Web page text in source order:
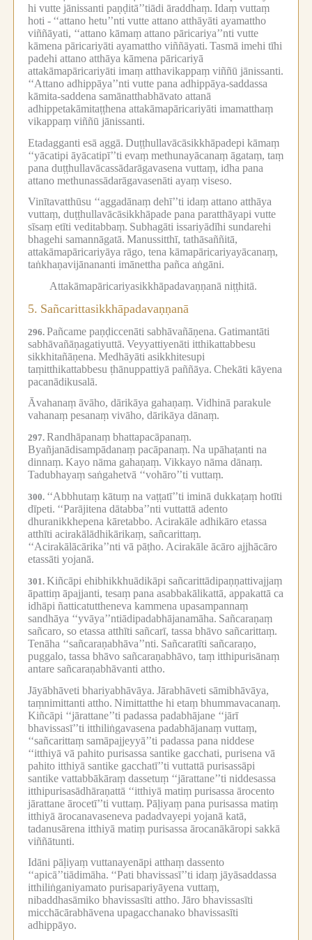
hi vutte jānissanti paṇḍitā’’tiādi āraddhaṃ. Idaṃ vuttaṃ
hoti - ‘‘attano hetu’’nti vutte attano atthāyāti ayamattho
viññāyati, ‘‘attano kāmaṃ attano pāricariya’’nti vutte
kāmena pāricariyāti ayamattho viññāyati. Tasmā imehi tīhi
padehi attano atthāya kāmena pāricariyā
attakāmapāricariyāti imaṃ atthavikappaṃ viññū jānissanti.
‘‘Attano adhippāya’’nti vutte pana adhippāya-saddassa
kāmita-saddena samānatthabhāvato attanā
adhippetakāmitaṭṭhena attakāmapāricariyāti imamatthaṃ
vikappaṃ viññū jānissanti.
Etadagganti esā aggā. Duṭṭhullavācāsikkhāpadepi kāmaṃ
‘‘yācatipi āyācatipī’’ti evaṃ methunayācanaṃ āgataṃ, taṃ
pana duṭṭhullavācassādarāgavasena vuttaṃ, idha pana
attano methunassādarāgavasenāti ayaṃ viseso.
Vinītavatthūsu ‘‘aggadānaṃ dehī’’ti idaṃ attano atthāya
vuttaṃ, duṭṭhullavācāsikkhāpade pana paratthāyapi vutte
sīsaṃ etīti veditabbaṃ. Subhagāti issariyādīhi sundarehi
bhagehi samannāgatā. Manussitthī, tathāsaññitā,
attakāmapāricariyāya rāgo, tena kāmapāricariyayācanaṃ,
taṅkhaṇavijānananti imānettha pañca aṅgāni.
Attakāmapāricariyasikkhāpadavaṇṇanā niṭṭhitā.
5. Sañcarittasikkhāpadavaṇṇanā
296. Pañcame paṇḍiccenāti sabhāvañāṇena. Gatimantāti
sabhāvañāṇagatiyuttā. Veyyattiyenāti itthikattabbesu
sikkhitañāṇena. Medhāyāti asikkhitesupi
taṃitthikattabbesu ṭhānuppattiyā paññāya. Chekāti kāyena
pacanādikusalā.
Āvahanaṃ āvāho, dārikāya gahaṇaṃ. Vidhinā parakule
vahanaṃ pesanaṃ vivāho, dārikāya dānaṃ.
297. Randhāpanaṃ bhattapacāpanaṃ.
Byañjanādisampādanaṃ pacāpanaṃ. Na upāhaṭanti na
dinnaṃ. Kayo nāma gahaṇaṃ. Vikkayo nāma dānaṃ.
Tadubhayaṃ saṅgahetvā ‘‘vohāro’’ti vuttaṃ.
300. ‘‘Abbhutaṃ kātuṃ na vaṭṭatī’’ti iminā dukkaṭaṃ hotīti
dīpeti. ‘‘Parājitena dātabba’’nti vuttattā adento
dhuranikkhepena kāretabbo. Acirakāle adhikāro etassa
atthīti acirakālādhikārikaṃ, sañcarittaṃ.
‘‘Acirakālācārika’’nti vā pāṭho. Acirakāle ācāro ajjhācāro
etassāti yojanā.
301. Kiñcāpi ehibhikkhuādikāpi sañcarittādipaṇṇattivajjaṃ
āpattiṃ āpajjanti, tesaṃ pana asabbakālikattā, appakattā ca
idhāpi ñatticatuttheneva kammena upasampannaṃ
sandhāya ‘‘yvāya’’ntiādipadabhājanamāha. Sañcaraṇaṃ
sañcaro, so etassa atthīti sañcarī, tassa bhāvo sañcarittaṃ.
Tenāha ‘‘sañcaraṇabhāva’’nti. Sañcaratīti sañcaraṇo,
puggalo, tassa bhāvo sañcaraṇabhāvo, taṃ itthipurisānaṃ
antare sañcaraṇabhāvanti attho.
Jāyābhāveti bhariyabhāvāya. Jārabhāveti sāmibhāvāya,
taṃnimittanti attho. Nimittatthe hi etaṃ bhummavacanaṃ.
Kiñcāpi ‘‘jārattane’’ti padassa padabhājane ‘‘jārī
bhavissasī’’ti itthiliṅgavasena padabhājanaṃ vuttaṃ,
‘‘sañcarittaṃ samāpajjeyyā’’ti padassa pana niddese
‘‘itthiyā vā pahito purisassa santike gacchati, purisena vā
pahito itthiyā santike gacchatī’’ti vuttattā purisassāpi
santike vattabbākāraṃ dassetuṃ ‘‘jārattane’’ti niddesassa
itthipurisasādhāraṇattā ‘‘itthiyā matiṃ purisassa ārocento
jārattane ārocetī’’ti vuttaṃ. Pāḷiyaṃ pana purisassa matiṃ
itthiyā ārocanavaseneva padadvayepi yojanā katā,
tadanusārena itthiyā matiṃ purisassa ārocanākāropi sakkā
viññātunti.
Idāni pāḷiyaṃ vuttanayenāpi atthaṃ dassento
‘‘apicā’’tiādimāha. ‘‘Pati bhavissasī’’ti idaṃ jāyāsaddassa
itthiliṅganiyamato purisapariyāyena vuttaṃ,
nibaddhasāmiko bhavissasīti attho. Jāro bhavissasīti
micchācārabhāvena upagacchanako bhavissasīti
adhippāyo.